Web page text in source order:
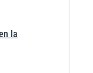
la